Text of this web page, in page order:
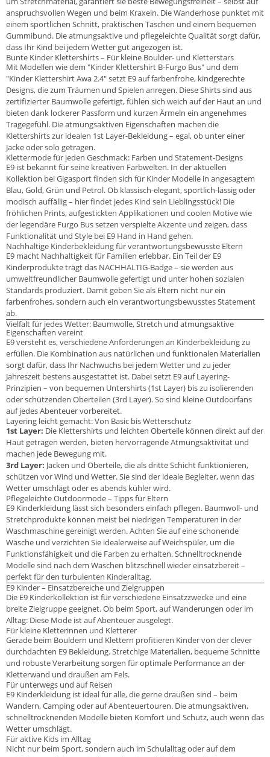
anspruchsvollen Wegen und beim Kraxeln. Die Wanderhose punktet mit
einem sportlichen Schnitt, praktischen Taschen und einem bequemen
Gummibund. Die atmungsaktive und pflegeleichte Qualität sorgt dafür,
dass Ihr Kind bei jedem Wetter gut angezogen ist.
Bunte Kinder Klettershirts – Für kleine Boulder- und Kletterstars
Mit Modellen wie dem "Kinder Klettershirt B-Furgo Bus" und dem
"Kinder Klettershirt Awa 2.4" setzt E9 auf farbenfrohe, kindgerechte
Designs, die zum Träumen und Spielen anregen. Diese Shirts sind aus
zertifizierter Baumwolle gefertigt, fühlen sich weich auf der Haut an und
bieten dank lockerer Passform und kurzen Ärmeln ein angenehmes
Tragegefühl. Die atmungsaktiven Eigenschaften machen die
Klettershirts zur idealen 1st Layer-Bekleidung – egal, ob unter einer
Jacke oder solo getragen.
Klettermode für jeden Geschmack: Farben und Statement-Designs
E9 ist bekannt für seine kreativen Farbwelten. In der aktuellen
Kollektion bei Gigasport finden sich für Kinder Modelle in angesagtem
Blau, Gold, Grün und Petrol. Ob klassisch-elegant, sportlich-lässig oder
modisch auffällig – hier findet jedes Kind sein Lieblingsstück! Die
fröhlichen Prints, aufgestickten Applikationen und coolen Motive wie
der legendäre Furgo Bus setzen verspielte Akzente und zeigen, dass
Funktionalität und Style bei E9 Hand in Hand gehen.
Nachhaltige Kinderbekleidung für verantwortungsbewusste Eltern
E9 macht Nachhaltigkeit für Familien erlebbar. Ein Teil der E9
Kinderprodukte trägt das NACHHALTIG-Badge – sie werden aus
umweltfreundlicher Baumwolle gefertigt und unter hohen sozialen
Standards produziert. Damit geben Sie als Eltern nicht nur ein
farbenfrohes, sondern auch ein verantwortungsbewusstes Statement
ab.
Vielfalt für jedes Wetter: Baumwolle, Stretch und atmungsaktive
Eigenschaften vereint
E9 versteht es, verschiedene Anforderungen an Kinderbekleidung zu
erfüllen. Die Kombination aus natürlichen und funktionalen Materialien
sorgt dafür, dass Ihr Nachwuchs bei jedem Wetter und zu jeder
Jahreszeit bestens ausgestattet ist. Dabei setzt E9 auf Layering-
Prinzipien – von bequemen Untershirts (1st Layer) bis zu isolierenden
oder schützenden Oberteilen (3rd Layer). So sind kleine Outdoorfans
auf jedes Abenteuer vorbereitet.
Layering leicht gemacht: Von Basic bis Wetterschutz
1st Layer: Die Klettershirts und leichten Oberteile können direkt auf der
Haut getragen werden, bieten hervorragende Atmungsaktivität und
machen jede Bewegung mit.
3rd Layer: Jacken und Oberteile, die als dritte Schicht funktionieren,
schützen vor Wind und Wetter. Sie sind der ideale Begleiter, wenn das
Wetter umschlägt oder es abends kühler wird.
Pflegeleichte Outdoormode – Tipps für Eltern
E9 Kinderkleidung lässt sich besonders einfach pflegen. Baumwoll- und
Stretchprodukte können meist bei niedrigen Temperaturen in der
Waschmaschine gereinigt werden. Achten Sie auf eine schonende
Wäsche und verzichten Sie idealerweise auf Weichspüler, um die
Funktionsfähigkeit und die Farben zu erhalten. Schnelltrocknende
Modelle sind nach dem Waschen blitzschnell wieder einsatzbereit –
perfekt für den turbulenten Kinderalltag.
E9 Kinder – Einsatzbereiche und Zielgruppen
Die E9 Kinderkollektion ist für verschiedene Einsatzzwecke und eine
breite Zielgruppe geeignet. Ob beim Sport, auf Wanderungen oder im
Alltag: Diese Mode ist auf Abenteuer ausgelegt.
Für kleine Kletterinnen und Kletterer
Gerade beim Bouldern und Klettern profitieren Kinder von der clever
durchdachten E9 Bekleidung. Stretchige Materialien, bequeme Schnitte
und robuste Verarbeitung sorgen für optimale Performance an der
Kletterwand und draußen am Fels.
Für unterwegs und auf Reisen
E9 Kinderkleidung ist ideal für alle, die gerne draußen sind – beim
Wandern, Camping oder auf Abenteuertouren. Die atmungsaktiven,
schnelltrocknenden Modelle bieten Komfort und Schutz, auch wenn das
Wetter umschlägt.
Für aktive Kids im Alltag
Nicht nur beim Sport, sondern auch im Schulalltag oder auf dem